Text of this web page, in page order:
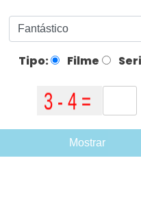
Tipo: Filme
Mostrar